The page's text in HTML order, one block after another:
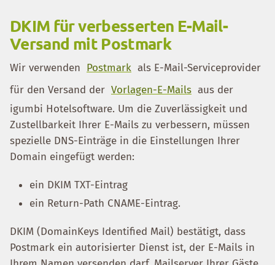
DKIM für verbesserten E-Mail-
Versand mit Postmark
Wir verwenden Postmark als E-Mail-Serviceprovider
für den Versand der Vorlagen-E-Mails aus der
igumbi Hotelsoftware. Um die Zuverlässigkeit und
Zustellbarkeit Ihrer E-Mails zu verbessern, müssen
spezielle DNS-Einträge in die Einstellungen Ihrer
Domain eingefügt werden:
ein DKIM TXT-Eintrag
ein Return-Path CNAME-Eintrag.
DKIM (DomainKeys Identified Mail) bestätigt, dass
Postmark ein autorisierter Dienst ist, der E-Mails in